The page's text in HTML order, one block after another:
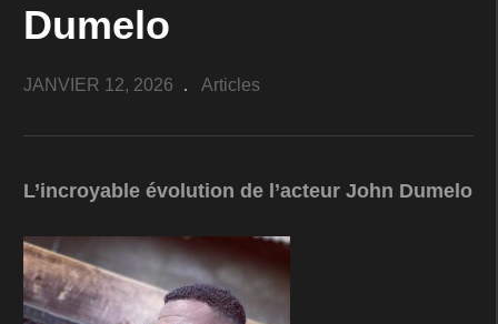
Dumelo
JANVIER 12, 2026 Articles
L’incroyable évolution de l’acteur John Dumelo